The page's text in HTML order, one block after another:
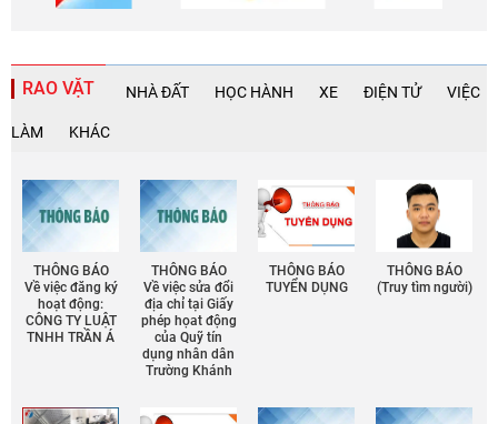
RAO VẶT NHÀ ĐẤT HỌC HÀNH XE ĐIỆN TỬ VIỆC
LÀM KHÁC
THÔNG BÁO
Về việc đăng ký
hoạt động:
CÔNG TY LUẬT
TNHH TRẦN Á
THÔNG BÁO
Về việc sửa đổi
địa chỉ tại Giấy
phép họat động
của Quỹ tín
dụng nhân dân
Trường Khánh
THÔNG BÁO
TUYỂN DỤNG
THÔNG BÁO
(Truy tìm người)